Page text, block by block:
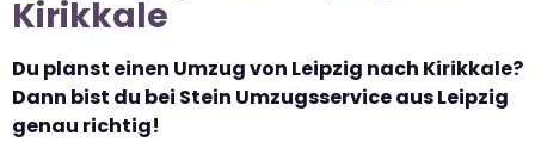
Kirikkale
Du planst einen Umzug von Leipzig nach Kirikkale?
Dann bist du bei Stein Umzugsservice aus Leipzig
genau richtig!